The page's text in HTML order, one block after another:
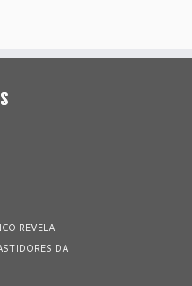
REVELA
DA